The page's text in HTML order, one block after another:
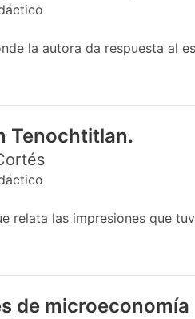
la autora da respuesta al
Tenochtitlan.
relata las impresiones que
de microeconomía